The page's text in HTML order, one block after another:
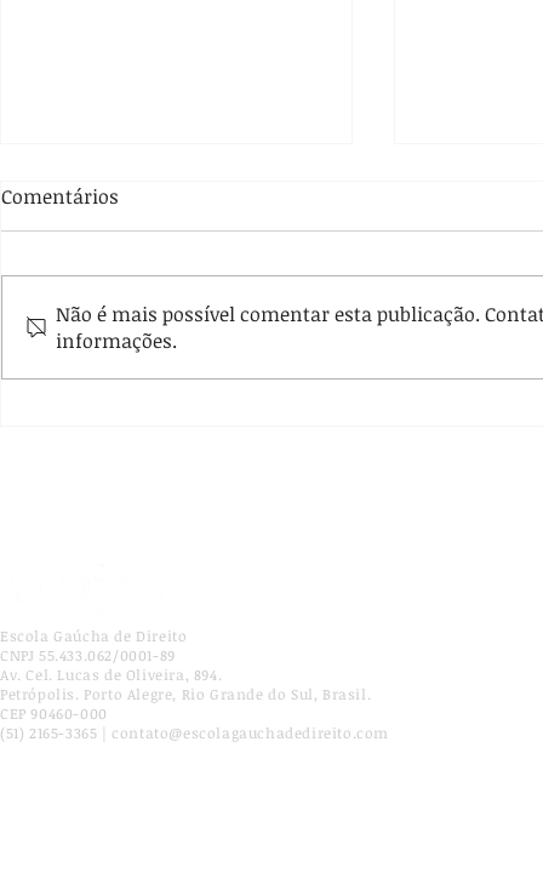
Curso “História das Ideias
EGD
Comentários
Não é mais possível comentar esta publicação.
informações.
Escola Gaúcha de Direito
CNPJ 55.433.062/0001-89
Av. Cel. Lucas de Oliveira, 894.
Petrópolis. Porto Alegre, Rio Grande do Sul, Brasil.
CEP 90460-000
(51) 2165-3365 | contato@escolagauchadedireito.com